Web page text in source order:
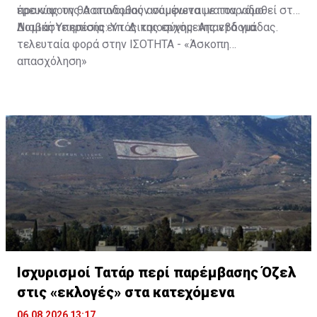
προκύψουν θα αποδοθούν σύμφωνα με τον νόμο.
έρευνας της Αστυνομίας αναμένεται να παραδοθεί στη
Νομική Υπηρεσία εντός της ερχόμενης εβδομάδας.
Διαβάστε επίσης:Υπ. Δικαιοσύνης: Απαντά για
τελευταία φορά στην ΙΣΟΤΗΤΑ - «Άσκοπη
απασχόληση»
Ισχυρισμοί Τατάρ περί παρέμβασης Όζελ
στις «εκλογές» στα κατεχόμενα
06.08.2026 13:17